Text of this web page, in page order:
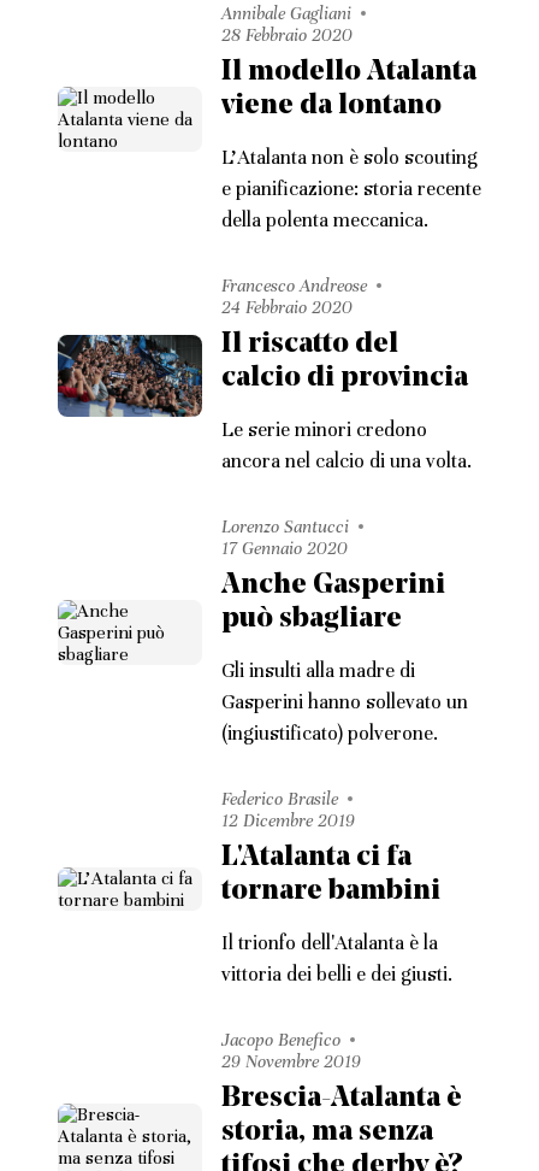
Annibale Gagliani
28 Febbraio 2020
Il modello Atalanta
viene da lontano
L'Atalanta non è solo scouting
e pianificazione: storia recente
della polenta meccanica.
Francesco Andreose
24 Febbraio 2020
Il riscatto del
calcio di provincia
Le serie minori credono
ancora nel calcio di una volta.
Lorenzo Santucci
17 Gennaio 2020
Anche Gasperini
può sbagliare
Gli insulti alla madre di
Gasperini hanno sollevato un
(ingiustificato) polverone.
Federico Brasile
12 Dicembre 2019
L'Atalanta ci fa
tornare bambini
Il trionfo dell'Atalanta è la
vittoria dei belli e dei giusti.
Jacopo Benefico
29 Novembre 2019
Brescia-Atalanta è
storia, ma senza